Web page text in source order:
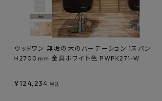
ウッドワン 無垢の木のパーテーション 1スパン
H2700mm 金具ホワイト色 PWPK271-W
¥124,234 税込